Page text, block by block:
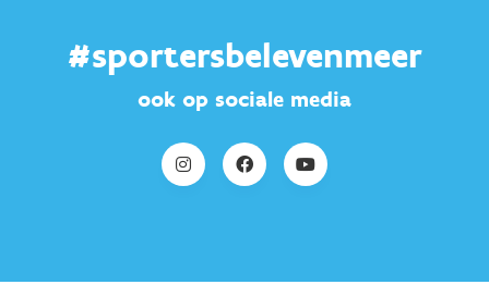
#sportersbelevenmeer
ook op sociale media